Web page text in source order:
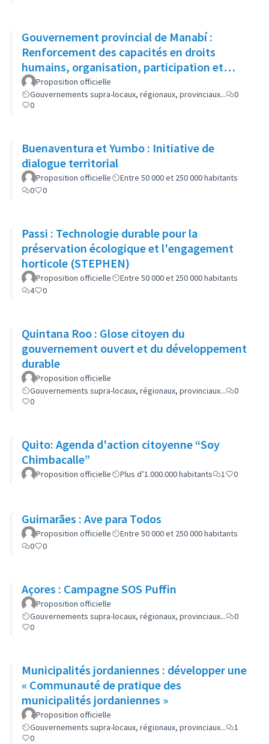
Gouvernement provincial de Manabí :
Renforcement des capacités en droits
humains, organisation, participation et
gestion locale de 300 femmes
Proposition officielle
Gouvernements supra-locaux, régionaux, provinciaux...
0
0
Buenaventura et Yumbo : Initiative de
dialogue territorial
Proposition officielle
Entre 50 000 et 250 000 habitants
0
0
Passi : Technologie durable pour la
préservation écologique et l'engagement
horticole (STEPHEN)
Proposition officielle
Entre 50 000 et 250 000 habitants
4
0
Quintana Roo : Glose citoyen du
gouvernement ouvert et du développement
durable
Proposition officielle
Gouvernements supra-locaux, régionaux, provinciaux...
0
0
Quito: Agenda d'action citoyenne “Soy
Chimbacalle”
Proposition officielle Plus d’1.000.000 habitants 1 0
Guimarães : Ave para Todos
Proposition officielle
Entre 50 000 et 250 000 habitants
0
0
Açores : Campagne SOS Puffin
Proposition officielle
Gouvernements supra-locaux, régionaux, provinciaux...
0
0
Municipalités jordaniennes : développer une
« Communauté de pratique des
municipalités jordaniennes »
Proposition officielle
Gouvernements supra-locaux, régionaux, provinciaux...
1
0